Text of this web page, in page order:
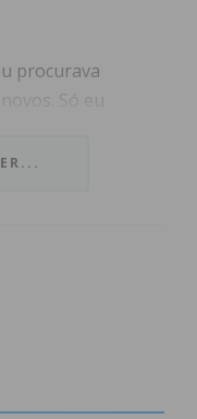
procurava
Só eu
fila para
quase ninguém lê,
procura